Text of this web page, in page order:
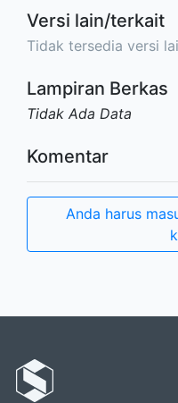
Versi lain/terkait
Tidak tersedia versi
Lampiran Berkas
Tidak Ada Data
Komentar
Anda harus